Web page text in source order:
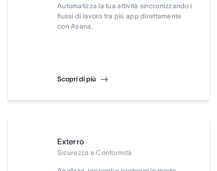
Automatizza la tua attività sincronizzando i
flussi di lavoro tra più app direttamente
con Asana.
Scopri di più
Exterro
Sicurezza e Conformità